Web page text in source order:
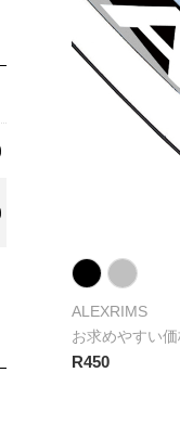
ALEXRIMS
お求めやすい
R450